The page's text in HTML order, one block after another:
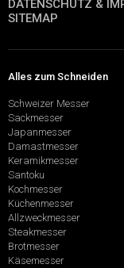
DATENSCHUTZ &
SITEMAP
Alles zum Schneiden
Schweizer Messer
Sackmesser
Japanmesser
Damastmesser
Keramikmesser
Santoku
Kochmesser
Küchenmesser
Allzweckmesser
Steakmesser
Brotmesser
Käsemesser